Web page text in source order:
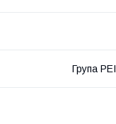
Група